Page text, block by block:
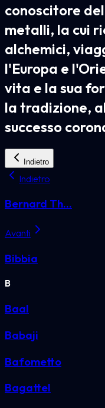
conoscitore
metalli, la cui
alchemici,
l'Europa e
vita e la sua
la tradizione,
successo
Indietro
Indietro
Bernard Th...
Avanti
Bibbia
B
Baal
Babaji
Bafometto
Bagattel